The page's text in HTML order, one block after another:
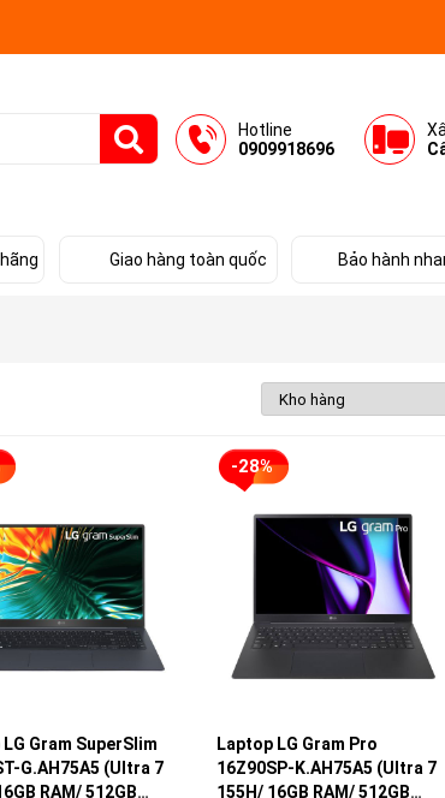
Hotline
0909918696
Giao hàng toàn quốc Bảo hành
Gram SuperSlim
G.AH75A5 (Ultra 7
RAM/ 512GB
-28%
Laptop LG Gram Pro
16Z90SP-K.AH75A5 (Ultra 7
155H/ 16GB RAM/ 512GB